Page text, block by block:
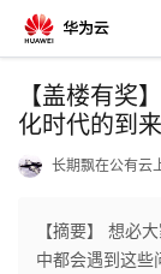
返
回
【盖楼有奖
化时代的到来
长期飘在公有云
【摘要】 想必
中都会遇到这些